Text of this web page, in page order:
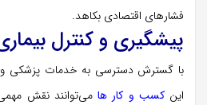
فشارهای اقتصادی بکاهد.
پیشگیری و کنترل
با گسترش دسترسی به خدمات پزشکی و
اینکسب‌ و کار ها می‌توانند نقش